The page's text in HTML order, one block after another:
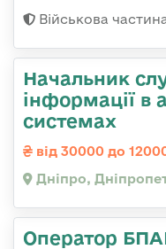
Військова
Начальник
інформації в
системах
від 30000 до
Дніпро,
Оператор